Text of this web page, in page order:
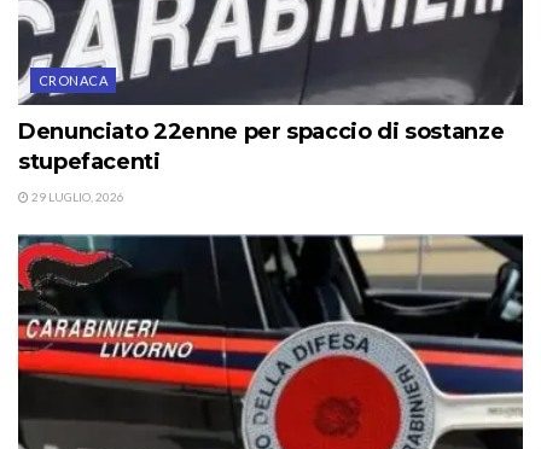
CRONACA
Denunciato 22enne per spaccio di sostanze
stupefacenti
29 LUGLIO, 2026